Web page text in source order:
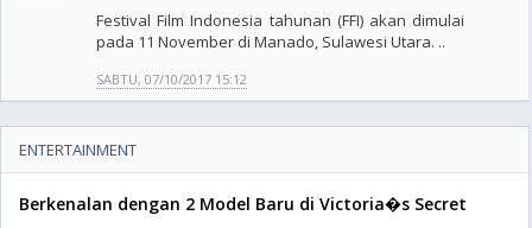
Festival Film Indonesia tahunan (FFI) akan dimulai
pada 11 November di Manado, Sulawesi Utara. ..
SABTU, 07/10/2017 15:12
ENTERTAINMENT
Berkenalan dengan 2 Model Baru di Victoria�s Secret